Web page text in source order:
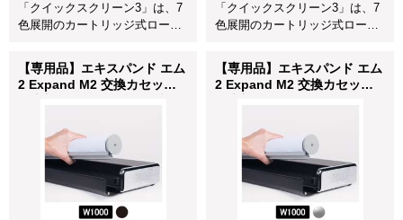
「クイックスクリーン3」は、7
色展開のカートリッジ式ロール
「クイックスクリーン3」は、7
色展開のカートリッジ式ロール
【専用品】エキスパンド エム
2 Expand M2 交換カセット
【専用品】エキスパンド エム
2 Expand M2 交換カセット